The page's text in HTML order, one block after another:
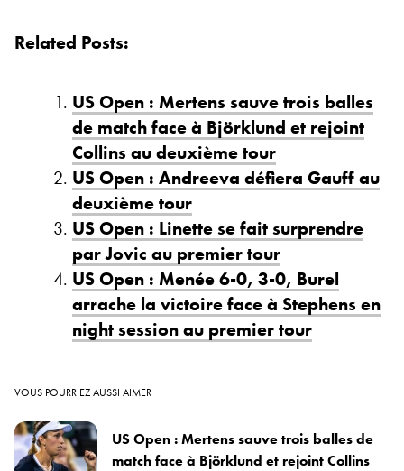
Related Posts:
US Open : Mertens sauve trois balles
de match face à Björklund et rejoint
Collins au deuxième tour
US Open : Andreeva défiera Gauff au
deuxième tour
US Open : Linette se fait surprendre
par Jovic au premier tour
US Open : Menée 6-0, 3-0, Burel
arrache la victoire face à Stephens en
night session au premier tour
VOUS POURRIEZ AUSSI AIMER
US Open : Mertens sauve trois balles de
match face à Björklund et rejoint Collins